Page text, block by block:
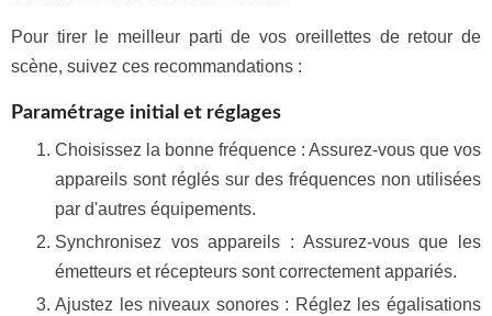
Pour tirer le meilleur parti de vos oreillettes de retour de
scène, suivez ces recommandations :
Paramétrage initial et réglages
Choisissez la bonne fréquence : Assurez-vous que vos
appareils sont réglés sur des fréquences non utilisées
par d'autres équipements.
Synchronisez vos appareils : Assurez-vous que les
émetteurs et récepteurs sont correctement appariés.
Ajustez les niveaux sonores : Réglez les égalisations